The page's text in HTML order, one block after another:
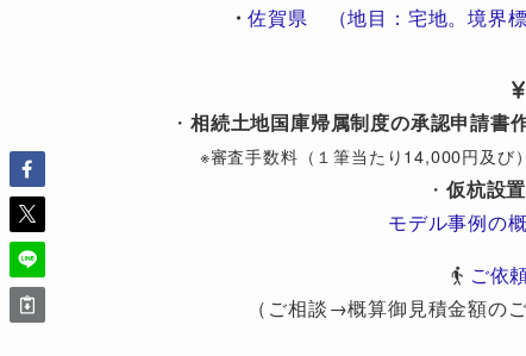
・佐賀県 （地目：宅地。境界標
・相続土地国庫帰属制度の承認申請書
※審査手数料（１筆当たり14,000円及び
・ 仮杭設
モデル事例の
ご依
（ご相談→概算御見積金額の